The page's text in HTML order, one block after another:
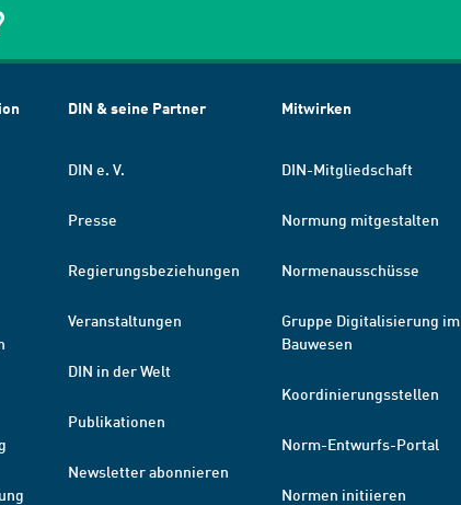
DIN & seine Partner
DIN e. V.
Presse
Regierungsbeziehungen
Veranstaltungen
DIN in der Welt
Publikationen
Newsletter abonnieren
Mitwirken
DIN-Mitgliedschaft
Normung mitgestalten
Normenausschüsse
Gruppe Digitalisierung im
Bauwesen
Koordinierungsstellen
Norm-Entwurfs-Portal
Normen initiieren